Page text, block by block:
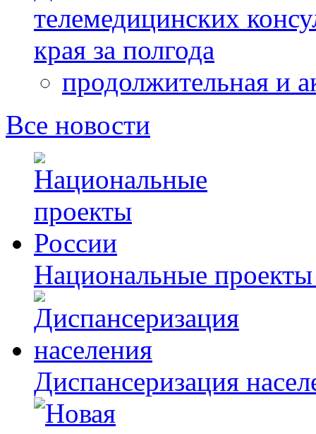
телемедицинских
края за полгода
продолжительная и
Все новости
Национальные
Диспансеризация